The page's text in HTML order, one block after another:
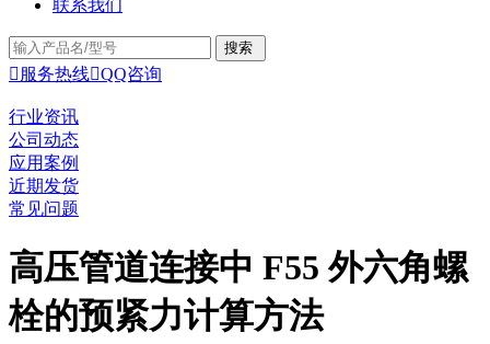
联系我们
 服务热线QQ咨询
行业资讯
公司动态
应用案例
近期发货
常见问题
高压管道连接中 F55 外六角螺
栓的预紧力计算方法